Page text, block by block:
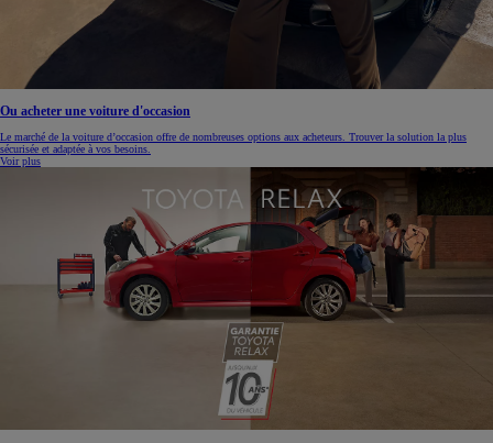
Ou acheter une voiture d'occasion
Le marché de la voiture d’occasion offre de nombreuses options aux acheteurs. Trouver la solution la plus
sécurisée et adaptée à vos besoins.
Voir plus